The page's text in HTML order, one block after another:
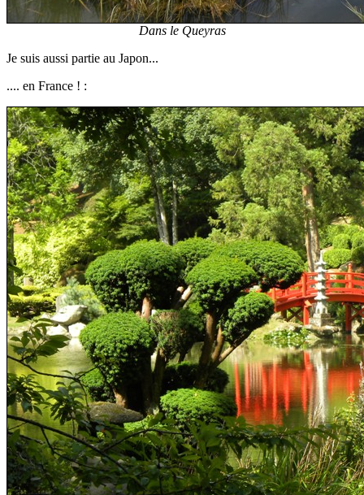
Dans le Queyras
Je suis aussi partie au Japon...
.... en France ! :